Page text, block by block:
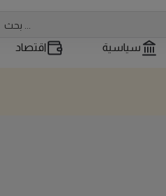
سياسية اقتصاد